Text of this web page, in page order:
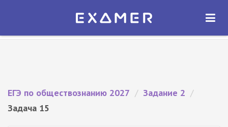
Экзамер — ЕГЭ 2027
ОТКРЫТЬ
ЕГЭ по обществознанию 2027 / Задание 2 /
Задача 15